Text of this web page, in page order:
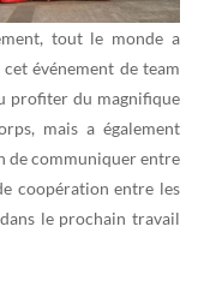
tout le monde a
événement de team
profiter du magnifique
mais a également
de communiquer entre
coopération entre les
le prochain travail